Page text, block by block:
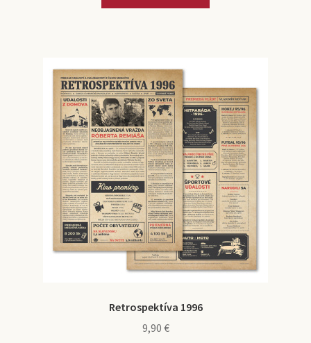
Retrospektíva 1996
9,90 €